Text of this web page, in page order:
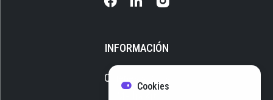
INFORMACIÓN
Quiénes somos
Cookies